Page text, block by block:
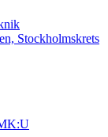
Stockholmskrets